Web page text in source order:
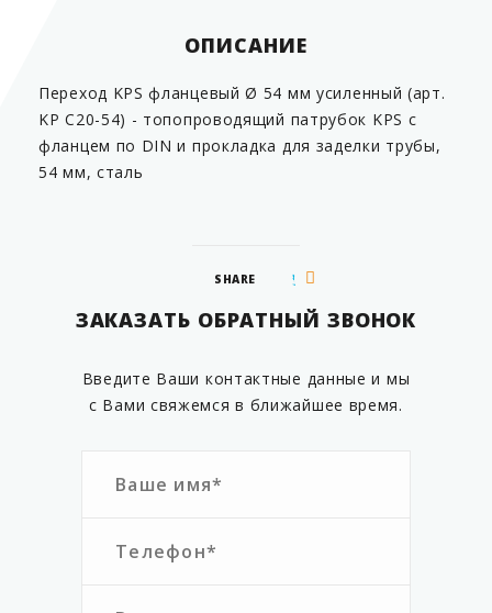
ОПИСАНИЕ
Переход KPS фланцевый Ø 54 мм усиленный (арт.
KP C20-54) - топопроводящий патрубок KPS с
фланцем по DIN и прокладка для заделки трубы,
54 мм, сталь
SHARE
ЗАКАЗАТЬ ОБРАТНЫЙ ЗВОНОК
Введите Ваши контактные данные и мы
с Вами свяжемся в ближайшее время.